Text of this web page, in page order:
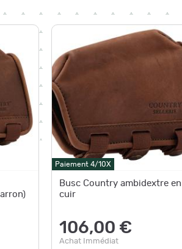
Paiement 4/10X
Busc Country ambidextre en
cuir
106,00 €
Achat Immédiat